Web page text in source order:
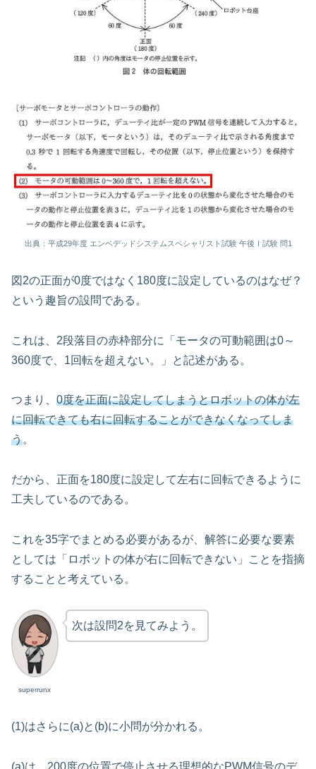
出典：平成29年度 エンベデッドシステムスペシャリスト試験 午後Ⅰ試験 問1
図2の正面が0度ではなく180度に設定しているのはなぜ？
という趣旨の設問である。
これは、2段落目の赤枠部分に「モータの可動範囲は0～
360度で、1回転を超えない。」と記述がある。
つまり、 0度を正面に設定してしまうとロボットの体が左
に回転できても右に回転することができなくなってしま
う。
だから、正面を180度に設定して左右に回転できるように
工夫しているのである。
これを35字でまとめる必要があるが、解答に必要な要素
としては「ロボットの体が右に回転できない」ことを指摘
することと考えている。
superrunx
次は設問2を見てみよう。
(1)はさらに(a)と(b)に小問が分かれる。
(a)は、200度の位置で停止させる理想的なPWM信号のデ